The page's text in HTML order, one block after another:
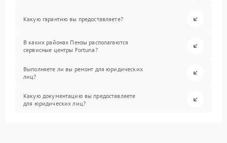
Какую гарантию вы предоставляете?
В каких районах Пензы располагаются
сервисные центры Fortuna?
Выполняете ли вы ремонт для юридических
лиц?
Какую документацию вы предоставляете
для юридических лиц?